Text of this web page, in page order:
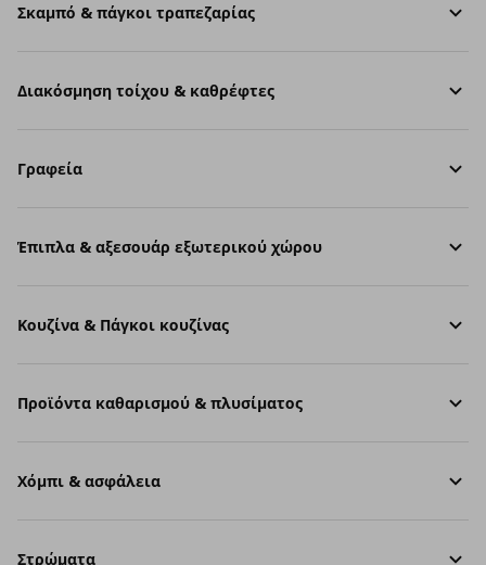
Σκαμπό & πάγκοι τραπεζαρίας
Διακόσμηση τοίχου & καθρέφτες
Γραφεία
Έπιπλα & αξεσουάρ εξωτερικού χώρου
Κουζίνα & Πάγκοι κουζίνας
Προϊόντα καθαρισμού & πλυσίματος
Χόμπι & ασφάλεια
Στρώματα